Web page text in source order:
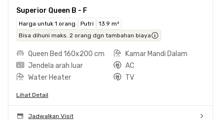
Superior Queen B - F
Harga untuk 1 orang Putri
13.9 m²
Bisa dihuni maks. 2 orang dgn tambahan biaya
Queen Bed 160x200 cm
Kamar Mandi Dalam
Jendela arah luar
AC
Water Heater
TV
Lihat Detail
Jadwalkan Visit